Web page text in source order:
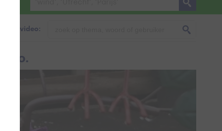
& video: